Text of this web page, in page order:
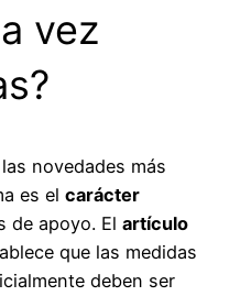
vez
novedades más
es el carácter
de apoyo. El artículo
que las medidas
deben ser